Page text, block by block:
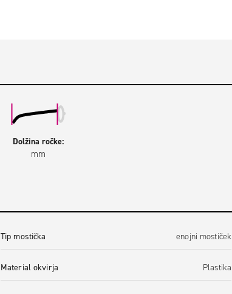
Dolžina ročke:
mm
Tip mostička enojni mostiček
Material okvirja Plastika